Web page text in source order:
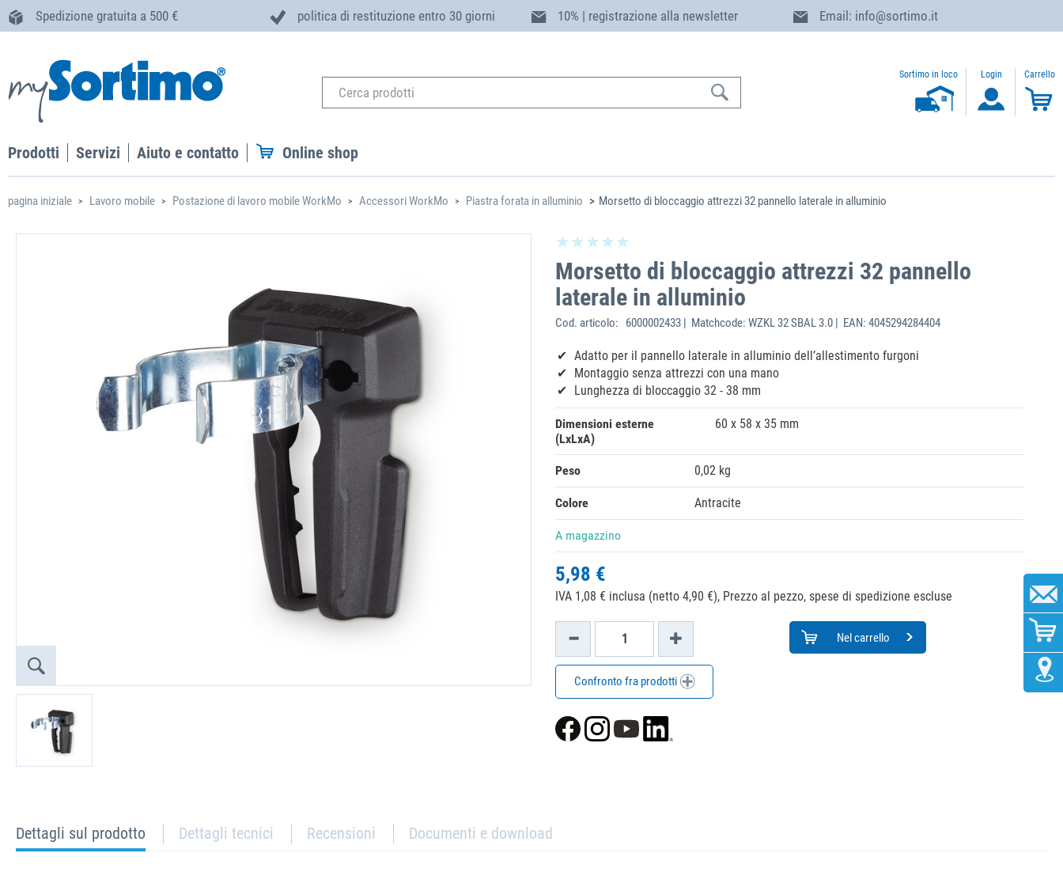
Spedizione gratuita a 500 € politica di restituzione entro 30 giorni 10% | registrazione alla newsletter Email: info@sortimo.it
Sortimo in loco Login Carrello
Prodotti Servizi Aiuto e contatto Online shop
pagina iniziale Lavoro mobile Postazione di lavoro mobile WorkMo Accessori WorkMo Piastra forata in alluminio Morsetto di bloccaggio attrezzi 32 pannello laterale in alluminio
Morsetto di bloccaggio attrezzi 32 pannello
laterale in alluminio
Cod. articolo: 6000002433 | Matchcode: WZKL 32 SBAL 3.0 | EAN: 4045294284404
Adatto per il pannello laterale in alluminio dell’allestimento furgoni
Montaggio senza attrezzi con una mano
Lunghezza di bloccaggio 32 - 38 mm
Dimensioni esterne
(LxLxA)
60 x 58 x 35 mm
Peso 0,02 kg
Colore Antracite
A magazzino
5,98 €
IVA 1,08 € inclusa (netto 4,90 €), Prezzo al pezzo, spese di spedizione escluse
Nel carrello
Confronto fra prodotti
current
tab:
Dettagli sul prodotto Dettagli tecnici Recensioni Documenti e download